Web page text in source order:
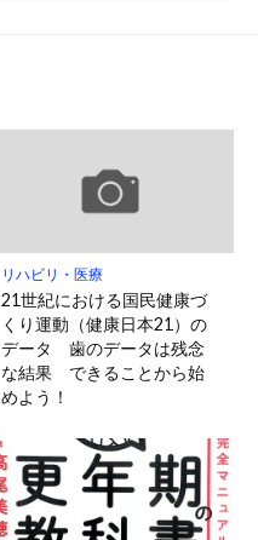
リハビリ・医療
21世紀における国民健康づ
くり運動（健康日本21）の
データ 歯のデータは残念
な結果 できることから始
めよう！